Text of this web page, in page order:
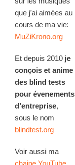
que j’ai aimées au
cours de ma vie:
MuZiKrono.org
Et depuis 2010 je
conçois et anime
des blind tests
pour évenements
d’entreprise,
sous le nom
blindtest.org
Voir aussi ma